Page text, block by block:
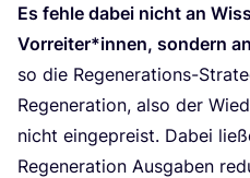
Es feh­le dabei nicht an
Vorreiter*innen, son­dern
so die Rege­ne­ra­ti­ons-
Rege­ne­ra­ti­on, also der
nicht ein­ge­preist. Dabei
Rege­ne­ra­ti­on Aus­ga­ben